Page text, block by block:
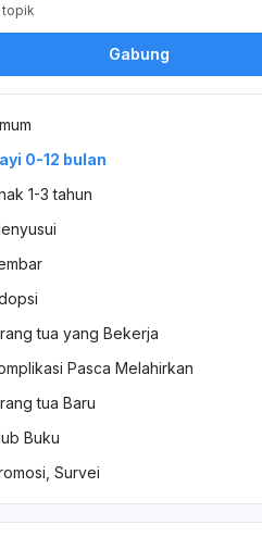
tahap 1 ke tahap
yg sudah mau
pertanyaan saya
topik
Gabung
0-12 bulan
1-3 tahun
tua yang Bekerja
Pasca Melahirkan
tua Baru
Buku
Survei